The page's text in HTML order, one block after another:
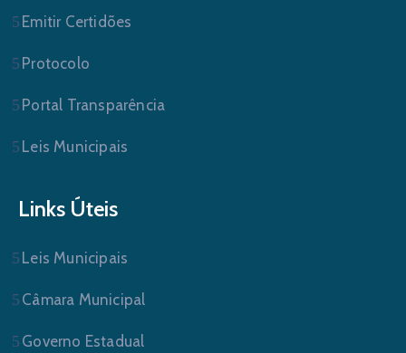
Emitir Certidões
Protocolo
Portal Transparência
Leis Municipais
Links Úteis
Leis Municipais
Câmara Municipal
Governo Estadual